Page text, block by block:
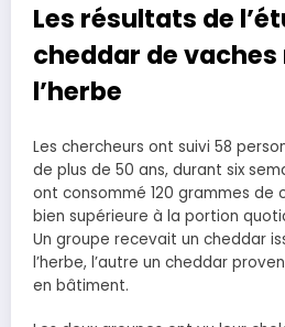
Les résultats de
cheddar de
l’herbe
Les chercheurs ont suivi 58
de plus de 50 ans, durant six
ont consommé 120 grammes de
bien supérieure à la portion
Un groupe recevait un cheddar
l’herbe, l’autre un cheddar
en bâtiment.